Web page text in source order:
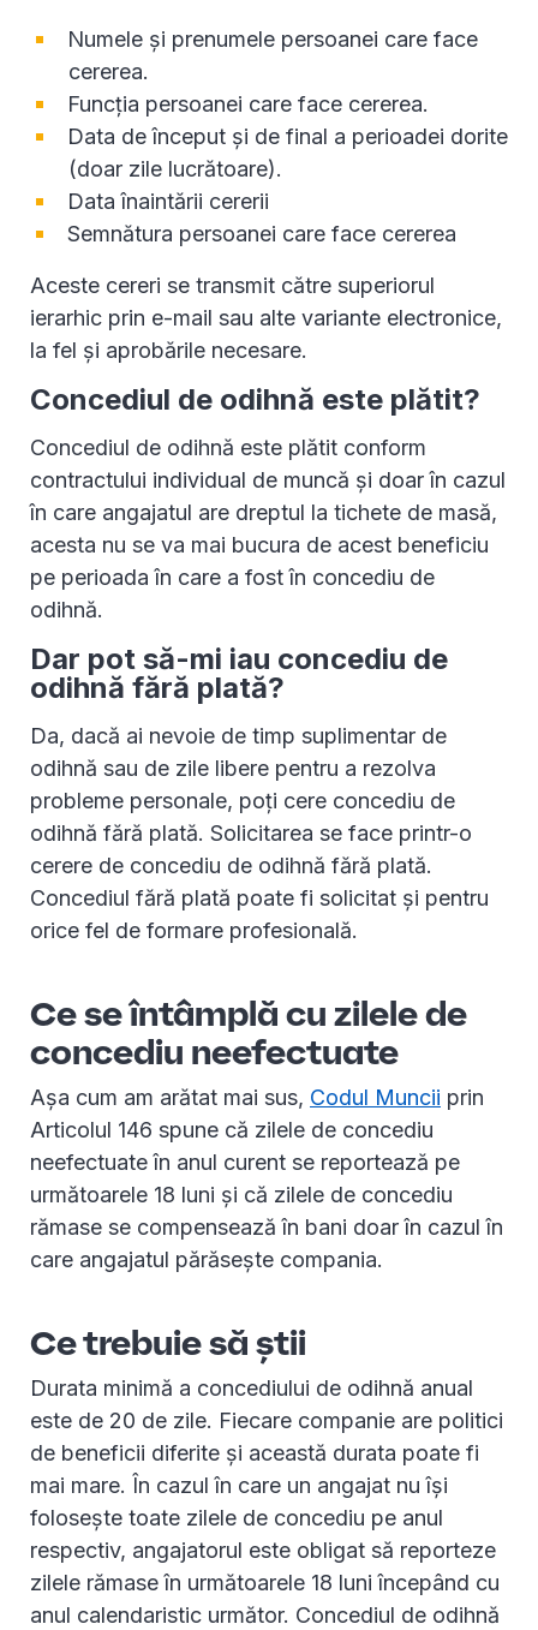
Numele și prenumele persoanei care face
cererea.
Funcția persoanei care face cererea.
Data de început și de final a perioadei dorite
(doar zile lucrătoare).
Data înaintării cererii
Semnătura persoanei care face cererea
Aceste cereri se transmit către superiorul
ierarhic prin e-mail sau alte variante electronice,
la fel și aprobările necesare.
Concediul de odihnă este plătit?
Concediul de odihnă este plătit conform
contractului individual de muncă și doar în cazul
în care angajatul are dreptul la tichete de masă,
acesta nu se va mai bucura de acest beneficiu
pe perioada în care a fost în concediu de
odihnă.
Dar pot să-mi iau concediu de
odihnă fără plată?
Da, dacă ai nevoie de timp suplimentar de
odihnă sau de zile libere pentru a rezolva
probleme personale, poți cere concediu de
odihnă fără plată. Solicitarea se face printr-o
cerere de concediu de odihnă fără plată.
Concediul fără plată poate fi solicitat și pentru
orice fel de formare profesională.
Ce se întâmplă cu zilele de
concediu neefectuate
Așa cum am arătat mai sus, Codul Muncii prin
Articolul 146 spune că zilele de concediu
neefectuate în anul curent se reportează pe
următoarele 18 luni și că zilele de concediu
rămase se compensează în bani doar în cazul în
care angajatul părăsește compania.
Ce trebuie să știi
Durata minimă a concediului de odihnă anual
este de 20 de zile. Fiecare companie are politici
de beneficii diferite și această durata poate fi
mai mare. În cazul în care un angajat nu își
folosește toate zilele de concediu pe anul
respectiv, angajatorul este obligat să reporteze
zilele rămase în următoarele 18 luni începând cu
anul calendaristic următor. Concediul de odihnă